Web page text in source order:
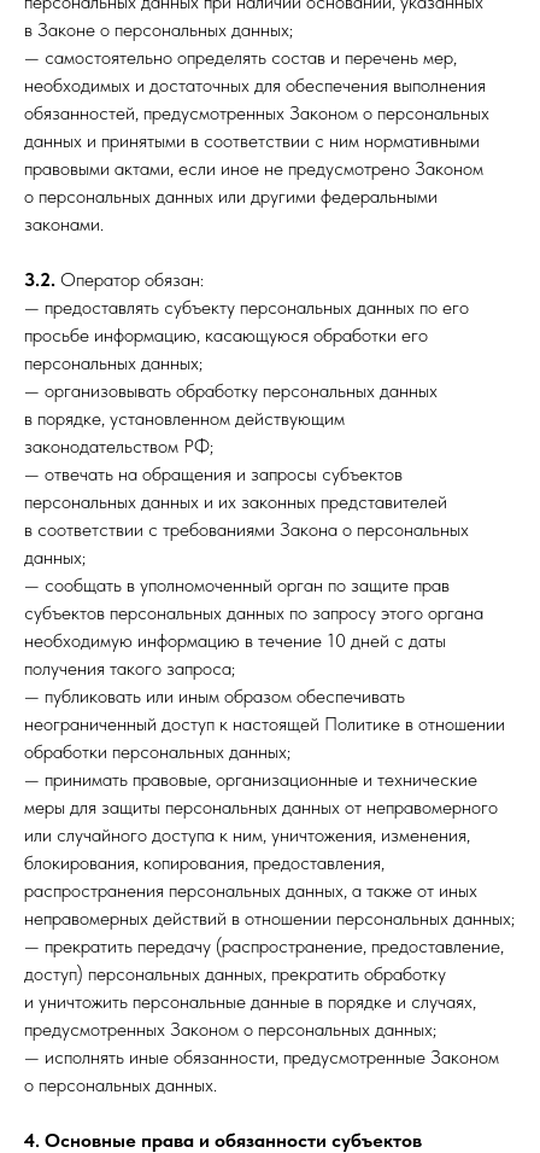
в Законе о персональных данных;
— самостоятельно определять состав и перечень мер,
необходимых и достаточных для обеспечения выполнения
обязанностей, предусмотренных Законом о персональных
данных и принятыми в соответствии с ним нормативными
правовыми актами, если иное не предусмотрено Законом
о персональных данных или другими федеральными
законами.
3.2. Оператор обязан:
— предоставлять субъекту персональных данных по его
просьбе информацию, касающуюся обработки его
персональных данных;
— организовывать обработку персональных данных
в порядке, установленном действующим
законодательством РФ;
— отвечать на обращения и запросы субъектов
персональных данных и их законных представителей
в соответствии с требованиями Закона о персональных
данных;
— сообщать в уполномоченный орган по защите прав
субъектов персональных данных по запросу этого органа
необходимую информацию в течение 10 дней с даты
получения такого запроса;
— публиковать или иным образом обеспечивать
неограниченный доступ к настоящей Политике в отношении
обработки персональных данных;
— принимать правовые, организационные и технические
меры для защиты персональных данных от неправомерного
или случайного доступа к ним, уничтожения, изменения,
блокирования, копирования, предоставления,
распространения персональных данных, а также от иных
неправомерных действий в отношении персональных данных;
— прекратить передачу (распространение, предоставление,
доступ) персональных данных, прекратить обработку
и уничтожить персональные данные в порядке и случаях,
предусмотренных Законом о персональных данных;
— исполнять иные обязанности, предусмотренные Законом
о персональных данных.
4. Основные права и обязанности субъектов